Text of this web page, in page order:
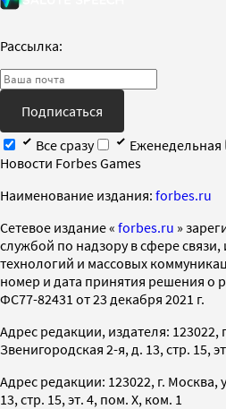
Рассылка:
Подписаться
Все сразу
Еженедельная
Новости Forbes Games
Наименование издания: forbes.ru
Cетевое издание « forbes.ru »
службой по надзору в сфере
технологий и массовых
номер и дата принятия решения о
ФС77-82431 от 23 декабря 2021 г.
Адрес редакции, издателя: 123022,
Звенигородская 2-я, д. 13, стр. 15,
Адрес редакции: 123022, г. Москва,
13, стр. 15, эт. 4, пом. X, ком. 1